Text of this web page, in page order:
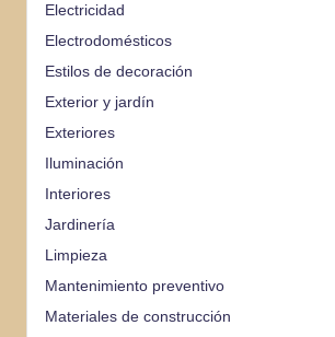
Electricidad
Electrodomésticos
Estilos de decoración
Exterior y jardín
Exteriores
Iluminación
Interiores
Jardinería
Limpieza
Mantenimiento preventivo
Materiales de construcción